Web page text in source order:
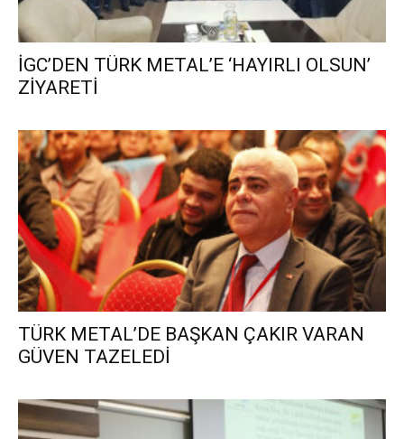
İGC’DEN TÜRK METAL’E ‘HAYIRLI OLSUN’
ZİYARETİ
TÜRK METAL’DE BAŞKAN ÇAKIR VARAN
GÜVEN TAZELEDİ